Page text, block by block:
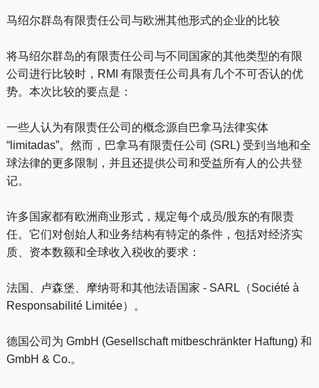
马绍尔群岛有限责任公司与欧洲其他形式的企业的比较
将马绍尔群岛的有限责任公司与不同国家的其他类型的有限
公司进行比较时，RMI 有限责任公司具有几个不可否认的优
势。本次比较的要点是：
一些人认为有限责任公司的概念源自巴拿马法律实体
“limitadas”。然而，巴拿马有限责任公司 (SRL) 受到当地和全
球法律的更多限制，并且还提供公司和受益所有人的公共登
记。
许多国家都有欧洲商业形式，规定每个成员/股东的有限责
任。它们对创始人和业务结构有特定的条件，包括对经济实
质、资本数额和全球收入税收的要求：
法国、卢森堡、摩纳哥和其他法语国家 - SARL（Société à
Responsabilité Limitée）。
德国公司为 GmbH (Gesellschaft mitbeschränkter Haftung) 和
GmbH & Co.。